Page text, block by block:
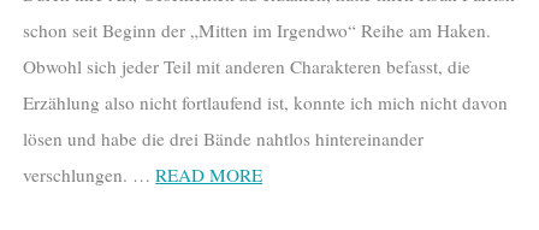
schon seit Beginn der „Mitten im Irgendwo“ Reihe am Haken.
Obwohl sich jeder Teil mit anderen Charakteren befasst, die
Erzählung also nicht fortlaufend ist, konnte ich mich nicht davon
lösen und habe die drei Bände nahtlos hintereinander
verschlungen. …READ MORE